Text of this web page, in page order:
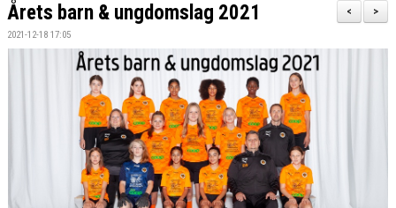
>
<
Årets barn & ungdomslag 2021
2021-12-18 17:05